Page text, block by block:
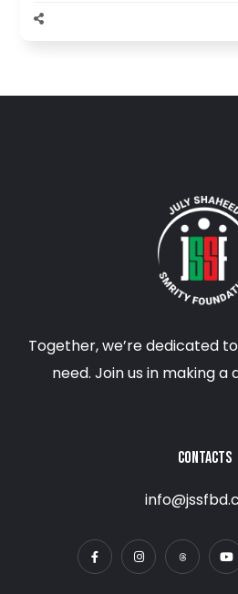
Together, we’re dedicated
need. Join us in making
CONTACTS